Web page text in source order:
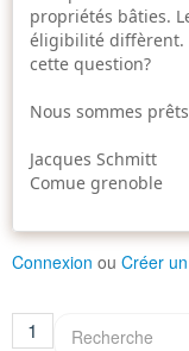
propriétés bâties.
éligibilité diffèrent.
cette question?
Nous sommes
Jacques Schmitt
Comue grenoble
Connexion ou Créer
1